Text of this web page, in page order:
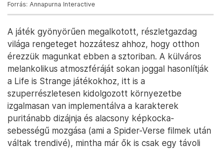
Forrás: Annapurna Interactive
A játék gyönyörűen megalkotott, részletgazdag
világa rengeteget hozzátesz ahhoz, hogy otthon
érezzük magunkat ebben a sztoriban. A külváros
melankolikus atmoszféráját sokan joggal hasonlítják
a Life is Strange játékokhoz, itt is a
szuperrészletesen kidolgozott környezetbe
izgalmasan van implementálva a karakterek
puritánabb dizájnja és alacsony képkocka-
sebességű mozgása (ami a Spider-Verse filmek után
váltak trendivé), mintha már ők is csak egy távoli